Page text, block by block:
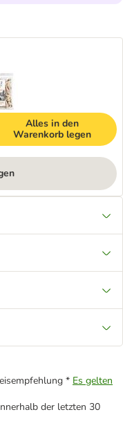
Alles in den
Warenkorb legen
* Es gelten
der letzten 30